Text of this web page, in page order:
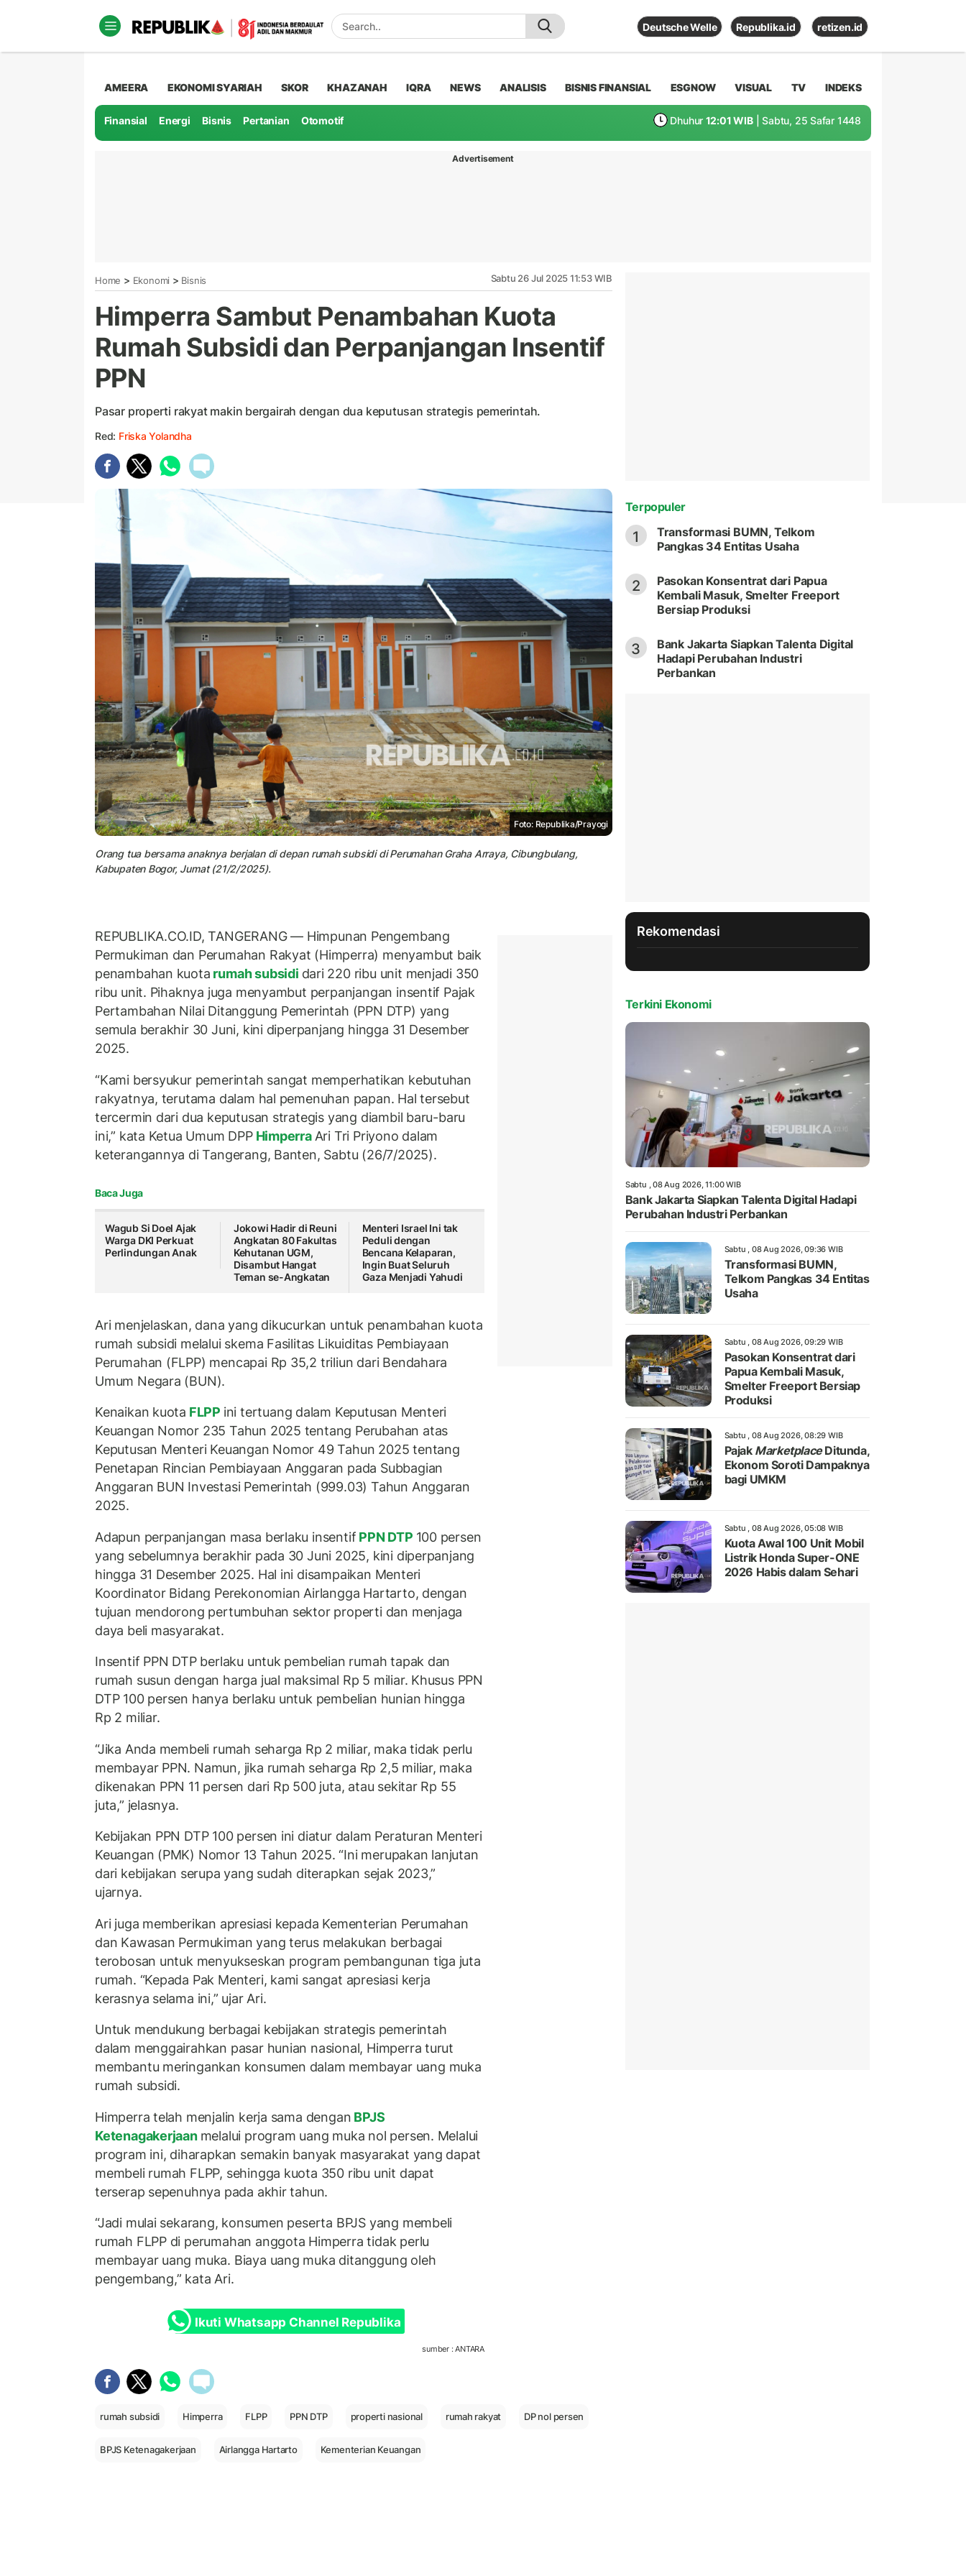
Deutsche Welle Republika.id retizen.id
AMEERA EKONOMI SYARIAH SKOR KHAZANAH IQRA NEWS ANALISIS BISNIS FINANSIAL ESGNOW VISUAL TV INDEKS
Finansial Energi Bisnis Pertanian Otomotif Dhuhur 12:01 WIB | Sabtu, 25 Safar 1448
Advertisement
Home > Ekonomi > Bisnis Sabtu 26 Jul 2025 11:53 WIB
Himperra Sambut Penambahan Kuota
Rumah Subsidi dan Perpanjangan Insentif
PPN
Pasar properti rakyat makin bergairah dengan dua keputusan strategis pemerintah.
Red: Friska Yolandha
Foto: Republika/Prayogi
Orang tua bersama anaknya berjalan di depan rumah subsidi di Perumahan Graha Arraya, Cibungbulang,
Kabupaten Bogor, Jumat (21/2/2025).
REPUBLIKA.CO.ID, TANGERANG — Himpunan Pengembang
Permukiman dan Perumahan Rakyat (Himperra) menyambut baik
penambahan kuota rumah subsidi dari 220 ribu unit menjadi 350
ribu unit. Pihaknya juga menyambut perpanjangan insentif Pajak
Pertambahan Nilai Ditanggung Pemerintah (PPN DTP) yang
semula berakhir 30 Juni, kini diperpanjang hingga 31 Desember
2025.
“Kami bersyukur pemerintah sangat memperhatikan kebutuhan
rakyatnya, terutama dalam hal pemenuhan papan. Hal tersebut
tercermin dari dua keputusan strategis yang diambil baru-baru
ini,” kata Ketua Umum DPPHimperra Ari Tri Priyono dalam
keterangannya di Tangerang, Banten, Sabtu (26/7/2025).
Baca Juga
Wagub Si Doel Ajak
Warga DKI Perkuat
Perlindungan Anak
Jokowi Hadir di Reuni
Angkatan 80 Fakultas
Kehutanan UGM,
Disambut Hangat
Teman se-Angkatan
Menteri Israel Ini tak
Peduli dengan
Bencana Kelaparan,
Ingin Buat Seluruh
Gaza Menjadi Yahudi
Ari menjelaskan, dana yang dikucurkan untuk penambahan kuota
rumah subsidi melalui skema Fasilitas Likuiditas Pembiayaan
Perumahan (FLPP) mencapai Rp 35,2 triliun dari Bendahara
Umum Negara (BUN).
Kenaikan kuota FLPP ini tertuang dalam Keputusan Menteri
Keuangan Nomor 235 Tahun 2025 tentang Perubahan atas
Keputusan Menteri Keuangan Nomor 49 Tahun 2025 tentang
Penetapan Rincian Pembiayaan Anggaran pada Subbagian
Anggaran BUN Investasi Pemerintah (999.03) Tahun Anggaran
2025.
Adapun perpanjangan masa berlaku insentif PPN DTP 100 persen
yang sebelumnya berakhir pada 30 Juni 2025, kini diperpanjang
hingga 31 Desember 2025. Hal ini disampaikan Menteri
Koordinator Bidang Perekonomian Airlangga Hartarto, dengan
tujuan mendorong pertumbuhan sektor properti dan menjaga
daya beli masyarakat.
Insentif PPN DTP berlaku untuk pembelian rumah tapak dan
rumah susun dengan harga jual maksimal Rp 5 miliar. Khusus PPN
DTP 100 persen hanya berlaku untuk pembelian hunian hingga
Rp 2 miliar.
“Jika Anda membeli rumah seharga Rp 2 miliar, maka tidak perlu
membayar PPN. Namun, jika rumah seharga Rp 2,5 miliar, maka
dikenakan PPN 11 persen dari Rp 500 juta, atau sekitar Rp 55
juta,” jelasnya.
Kebijakan PPN DTP 100 persen ini diatur dalam Peraturan Menteri
Keuangan (PMK) Nomor 13 Tahun 2025. “Ini merupakan lanjutan
dari kebijakan serupa yang sudah diterapkan sejak 2023,”
ujarnya.
Ari juga memberikan apresiasi kepada Kementerian Perumahan
dan Kawasan Permukiman yang terus melakukan berbagai
terobosan untuk menyukseskan program pembangunan tiga juta
rumah. “Kepada Pak Menteri, kami sangat apresiasi kerja
kerasnya selama ini,” ujar Ari.
Untuk mendukung berbagai kebijakan strategis pemerintah
dalam menggairahkan pasar hunian nasional, Himperra turut
membantu meringankan konsumen dalam membayar uang muka
rumah subsidi.
Himperra telah menjalin kerja sama dengan BPJS
Ketenagakerjaan melalui program uang muka nol persen. Melalui
program ini, diharapkan semakin banyak masyarakat yang dapat
membeli rumah FLPP, sehingga kuota 350 ribu unit dapat
terserap sepenuhnya pada akhir tahun.
“Jadi mulai sekarang, konsumen peserta BPJS yang membeli
rumah FLPP di perumahan anggota Himperra tidak perlu
membayar uang muka. Biaya uang muka ditanggung oleh
pengembang,” kata Ari.
Ikuti Whatsapp Channel Republika
sumber : ANTARA
rumah subsidi Himperra FLPP PPN DTP properti nasional rumah rakyat DP nol persen
BPJS Ketenagakerjaan Airlangga Hartarto Kementerian Keuangan
Terpopuler
1
Transformasi BUMN, Telkom
Pangkas 34 Entitas Usaha
2
Pasokan Konsentrat dari Papua
Kembali Masuk, Smelter Freeport
Bersiap Produksi
3
Bank Jakarta Siapkan Talenta Digital
Hadapi Perubahan Industri
Perbankan
Rekomendasi
Terkini Ekonomi
Sabtu , 08 Aug 2026, 11:00 WIB
Bank Jakarta Siapkan Talenta Digital Hadapi
Perubahan Industri Perbankan
Sabtu , 08 Aug 2026, 09:36 WIB
Transformasi BUMN,
Telkom Pangkas 34 Entitas
Usaha
Sabtu , 08 Aug 2026, 09:29 WIB
Pasokan Konsentrat dari
Papua Kembali Masuk,
Smelter Freeport Bersiap
Produksi
Sabtu , 08 Aug 2026, 08:29 WIB
Pajak MarketplaceDitunda,
Ekonom Soroti Dampaknya
bagi UMKM
Sabtu , 08 Aug 2026, 05:08 WIB
Kuota Awal 100 Unit Mobil
Listrik Honda Super-ONE
2026 Habis dalam Sehari